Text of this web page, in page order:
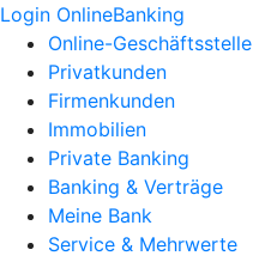
Login OnlineBanking
Online-Geschäftsstelle
Privatkunden
Firmenkunden
Immobilien
Private Banking
Banking & Verträge
Meine Bank
Service & Mehrwerte